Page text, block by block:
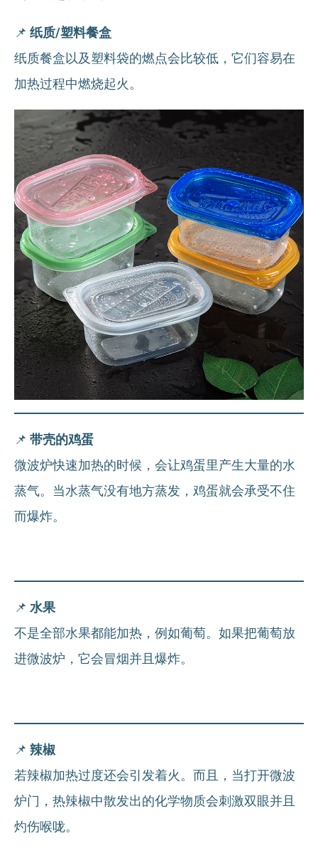
📌 纸质/塑料餐盒
纸质餐盒以及塑料袋的燃点会比较低，它们容易在
加热过程中燃烧起火。
📌 带壳的鸡蛋
微波炉快速加热的时候，会让鸡蛋里产生大量的水
蒸气。当水蒸气没有地方蒸发，鸡蛋就会承受不住
而爆炸。
📌 水果
不是全部水果都能加热，例如葡萄。如果把葡萄放
进微波炉，它会冒烟并且爆炸。
📌 辣椒
若辣椒加热过度还会引发着火。而且，当打开微波
炉门，热辣椒中散发出的化学物质会刺激双眼并且
灼伤喉咙。